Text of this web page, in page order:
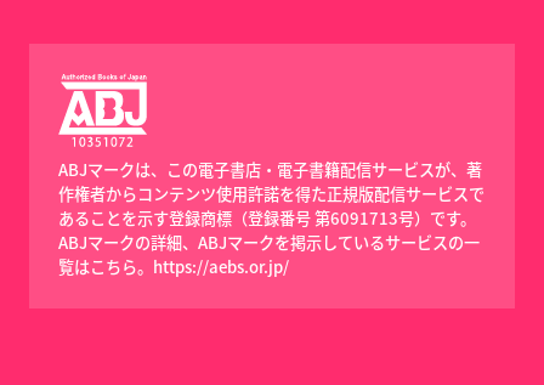
ABJマークは、この電子書店・電子書籍配信サービスが、著
作権者からコンテンツ使用許諾を得た正規版配信サービスで
あることを示す登録商標（登録番号 第6091713号）です。
ABJマークの詳細、ABJマークを掲示しているサービスの一
覧はこちら。 https://aebs.or.jp/